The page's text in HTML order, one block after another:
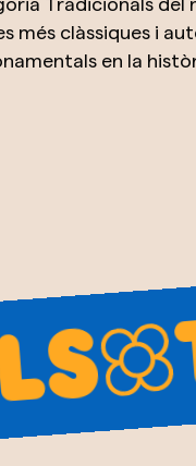
més clàssiques i
en la
d'abans.
la castanyera
i tradició a
noves
Explora la nostra
Afegeix un